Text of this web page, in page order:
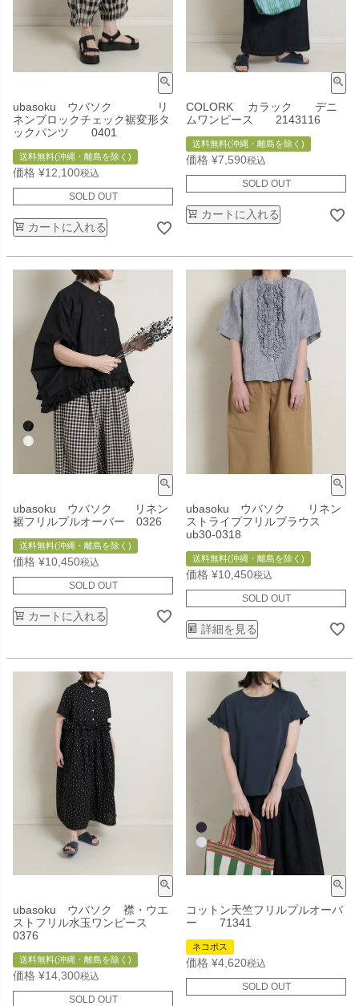
ubasoku ウバソク リ
ネンブロックチェック裾変形タ
ックパンツ 0401
送料無料(沖縄・離島を除く)
価格 ¥12,100税込
SOLD OUT
カートに入れる
COLORK カラック デニ
ムワンピース 2143116
送料無料(沖縄・離島を除く)
価格 ¥7,590税込
SOLD OUT
カートに入れる
ubasoku ウバソク リネン
裾フリルプルオーバー 0326
送料無料(沖縄・離島を除く)
価格 ¥10,450税込
SOLD OUT
カートに入れる
ubasoku ウバソク リネン
ストライプフリルブラウス
ub30-0318
送料無料(沖縄・離島を除く)
価格 ¥10,450税込
SOLD OUT
詳細を見る
ubasoku ウバソク 襟・ウエ
ストフリル水玉ワンピース
0376
送料無料(沖縄・離島を除く)
価格 ¥14,300税込
SOLD OUT
コットン天竺フリルプルオーバ
ー 71341
ネコポス
価格 ¥4,620税込
SOLD OUT